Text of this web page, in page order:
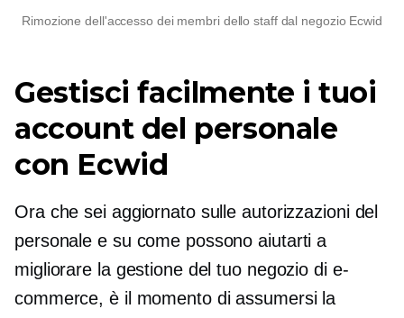
Rimozione dell'accesso dei membri dello staff dal negozio Ecwid
Gestisci facilmente i tuoi
account del personale
con Ecwid
Ora che sei aggiornato sulle autorizzazioni del
personale e su come possono aiutarti a
migliorare la gestione del tuo negozio di e-
commerce, è il momento di assumersi la